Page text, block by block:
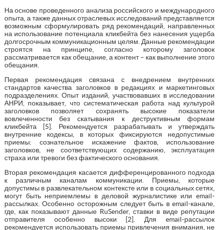
На основе проведенного анализа российского и международного
опыта, а также данных отраслевых исследований представляется
возможным сформулировать ряд рекомендаций, направленных
на использование потенциала кликбейта без нанесения ущерба
долгосрочным коммуникационным целям. Данные рекомендации
строятся на принципе, согласно которому заголовок
рассматривается как обещание, а контент – как выполнение этого
обещания.
Первая рекомендация связана с внедрением внутренних
стандартов качества заголовков в редакциях и маркетинговых
подразделениях. Опыт изданий, участвовавших в исследовании
АНРИ, показывает, что систематическая работа над культурой
заголовков позволяет сохранять высокие показатели
вовлеченности без скатывания к деструктивным формам
кликбейта [5]. Рекомендуется разрабатывать и утверждать
внутренние кодексы, в которых фиксируются недопустимые
приемы: сознательное искажение фактов, использование
заголовков, не соответствующих содержанию, эксплуатация
страха или тревоги без фактического основания.
Вторая рекомендация касается дифференцированного подхода
к различным каналам коммуникации. Приемы, которые
допустимы в развлекательном контексте или в социальных сетях,
могут быть неприемлемы в деловой журналистике или email-
рассылках. Особенно осторожным следует быть в email-канале,
где, как показывают данные RuSender, ставки в виде репутации
отправителя особенно высоки [2]. Для email-рассылок
рекомендуется использовать приемы привлечения внимания, не